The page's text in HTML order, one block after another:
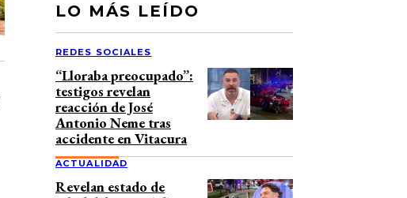
LO MÁS LEÍDO
REDES SOCIALES
“Lloraba preocupado”:
testigos revelan
reacción de José
Antonio Neme tras
accidente en Vitacura
ACTUALIDAD
Revelan estado de